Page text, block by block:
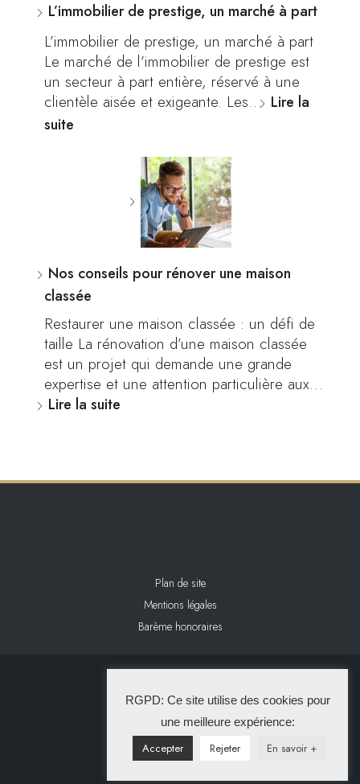
L’immobilier de prestige, un marché à part
L’immobilier de prestige, un marché à part
Le marché de l’immobilier de prestige est
un secteur à part entière, réservé à une
clientèle aisée et exigeante. Les… Lire la
suite
Nos conseils pour rénover une maison
classée
Restaurer une maison classée : un défi de
taille La rénovation d’une maison classée
est un projet qui demande une grande
expertise et une attention particulière aux…
Lire la suite
Plan de site
Mentions légales
Barème honoraires
La Solution Immo
RGPD: Ce site utilise des cookies pour
une meilleure expérience:
Accepter Rejeter En savoir +